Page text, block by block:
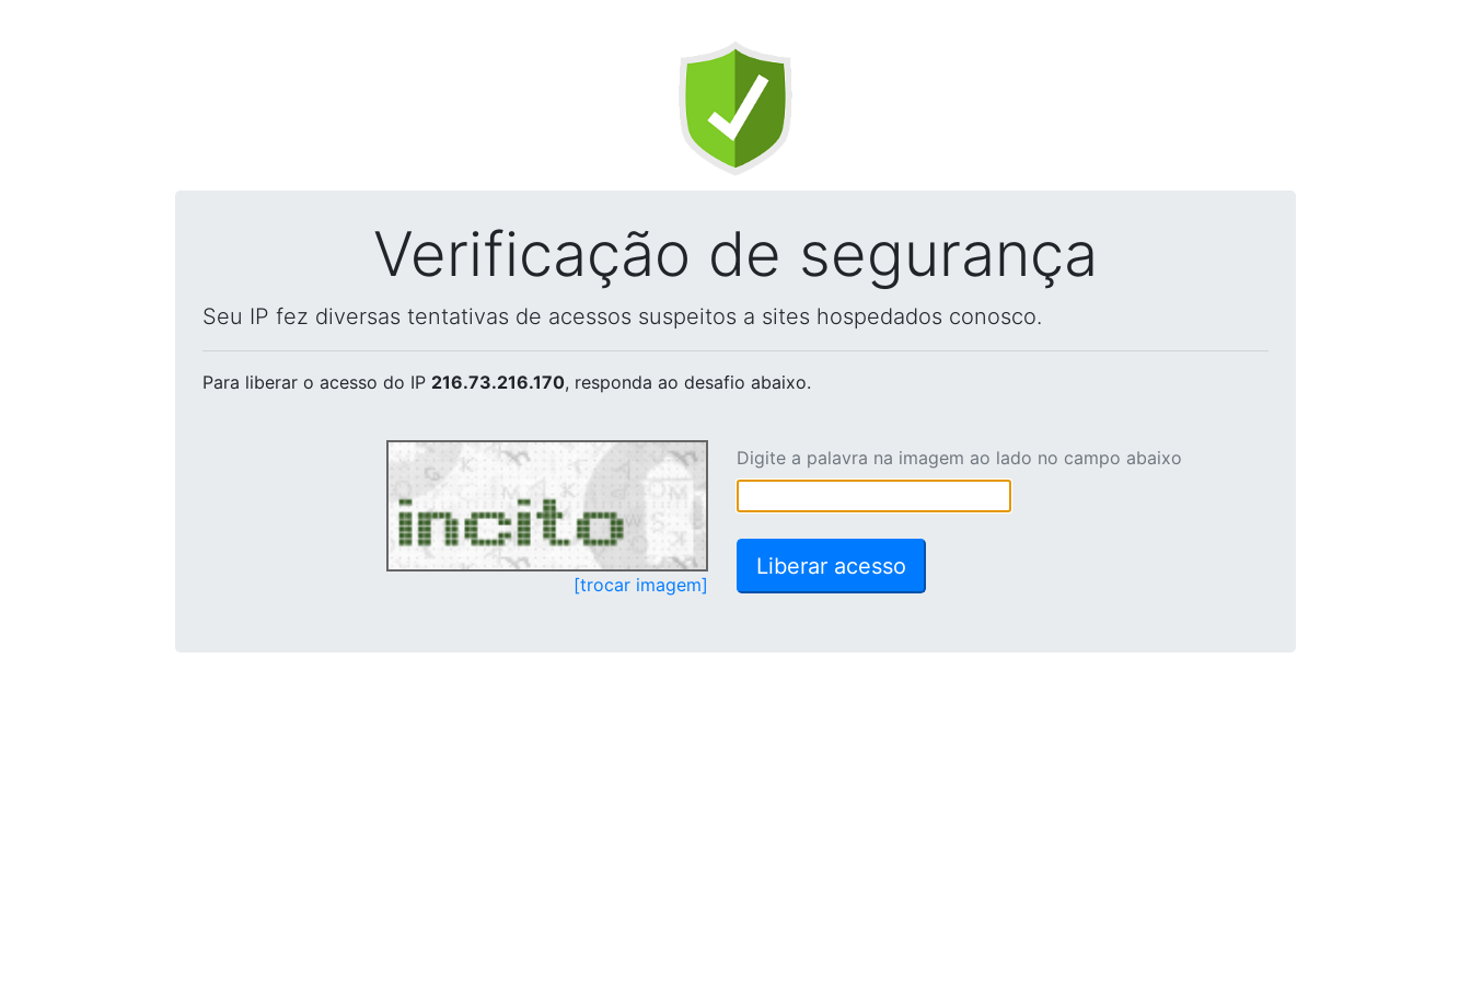
Verificação de segurança
Seu IP fez diversas tentativas de acessos suspeitos a sites hospedados conosco.
Para liberar o acesso do IP 216.73.216.170, responda ao desafio abaixo.
[trocar imagem]
Digite a palavra na imagem ao lado no campo abaixo